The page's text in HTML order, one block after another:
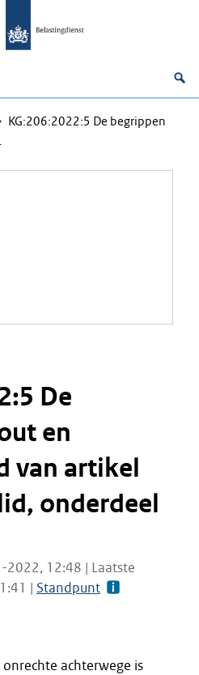
KG:206:2022:5 De begrippen
De
en
van artikel
onderdeel
12:48 | Laatste
| Standpunt
achterwege is